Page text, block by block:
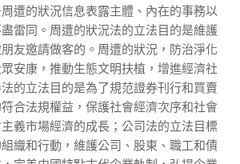
遭的狀況信息表露主體、內在的事務以
雷同。周遭的狀況法的立法目的是維護
友邀請做客的。周遭的狀況，防治淨化
安康，推動生態文明扶植，增進經濟社
的立法目的是為了規范證券刊行和買賣
合法規權益，保護社會經濟次序和社會
義市場經濟的成長；公司法的立法目標
織和行動，維護公司、股東、職工和債